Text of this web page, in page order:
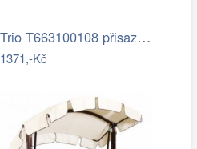
Trio T663100108 přisazené stropní…
1371,-Kč